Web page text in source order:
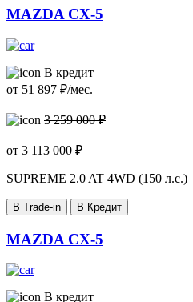
MAZDA CX-5
В кредит
от 51 897 ₽/мес.
3 259 000 ₽
от 3 113 000 ₽
SUPREME 2.0 AT 4WD (150 л.с.)
В Trade-in В Кредит
MAZDA CX-5
В кредит